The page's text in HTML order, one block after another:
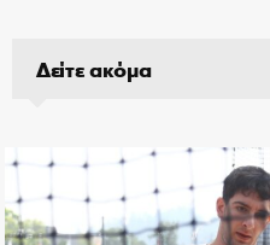
Δείτε ακόμα